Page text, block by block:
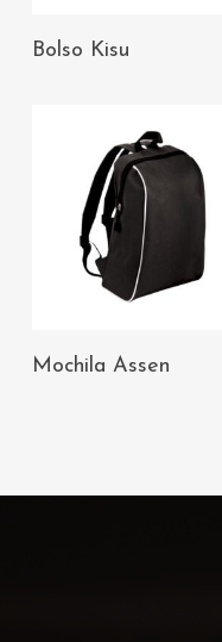
AÑADIR AL
Bolso Kisu
AÑADIR AL
Mochila Assen